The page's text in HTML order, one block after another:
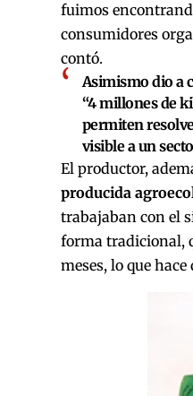
fuimos
consumidores
contó.
Asimismo dio a
“4 millones de
permiten
visible a un
El productor,
producida
trabajaban con el
forma tradicional,
meses, lo que